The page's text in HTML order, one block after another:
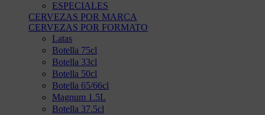
ESPECIALES
CERVEZAS POR MARCA
CERVEZAS POR FORMATO
Latas
Botella 75cl
Botella 33cl
Botella 50cl
Botella 65/66cl
Magnum 1.5L
Botella 37.5cl